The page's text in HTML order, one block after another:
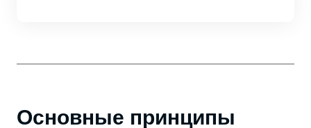
Основные принципы